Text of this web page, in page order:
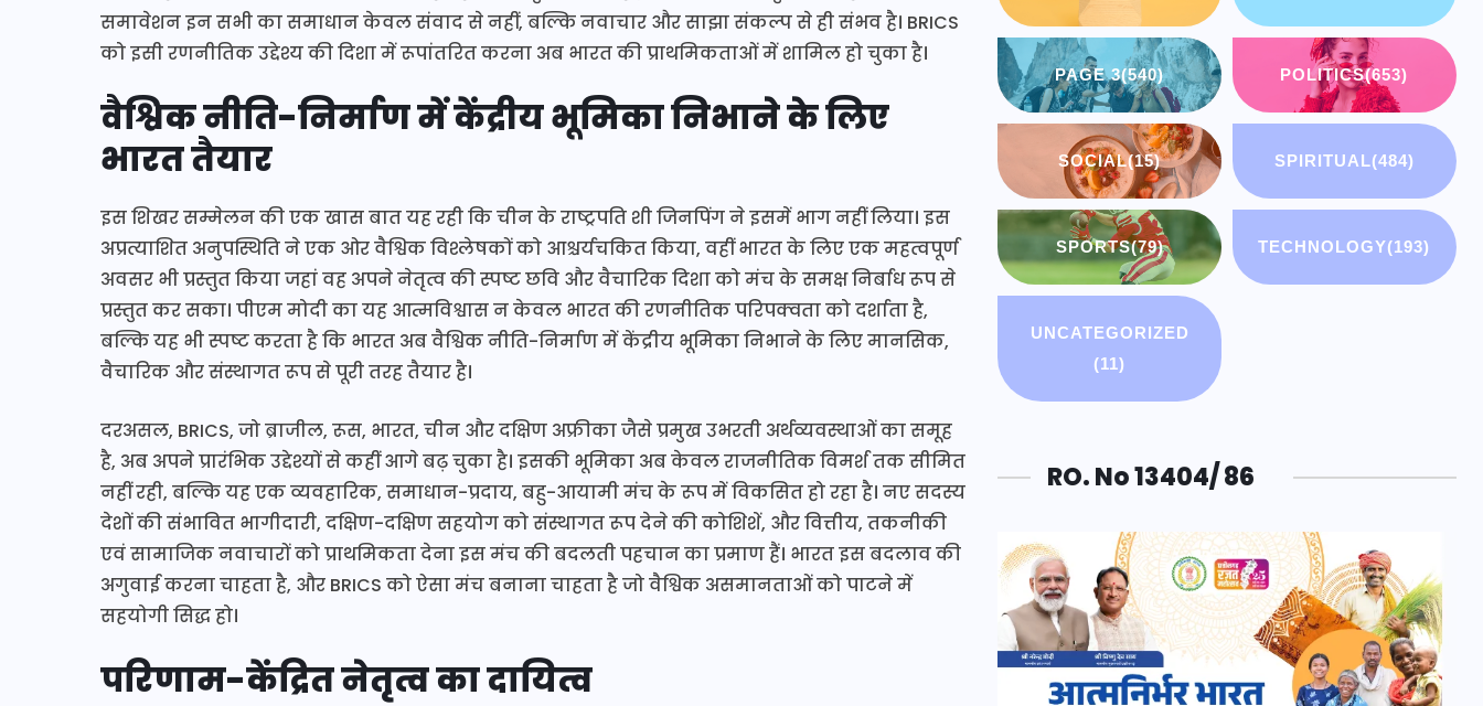
समावेशन इन सभी का समाधान केवल संवाद से नहीं, बल्कि नवाचार और साझा संकल्प से ही संभव है। BRICS
को इसी रणनीतिक उद्देश्य की दिशा में रूपांतरित करना अब भारत की प्राथमिकताओं में शामिल हो चुका है।
वैश्विक नीति-निर्माण में केंद्रीय भूमिका निभाने के लिए
भारत तैयार
इस शिखर सम्मेलन की एक खास बात यह रही कि चीन के राष्ट्रपति शी जिनपिंग ने इसमें भाग नहीं लिया। इस
अप्रत्याशित अनुपस्थिति ने एक ओर वैश्विक विश्लेषकों को आश्चर्यचकित किया, वहीं भारत के लिए एक महत्वपूर्ण
अवसर भी प्रस्तुत किया जहां वह अपने नेतृत्व की स्पष्ट छवि और वैचारिक दिशा को मंच के समक्ष निर्बाध रूप से
प्रस्तुत कर सका। पीएम मोदी का यह आत्मविश्वास न केवल भारत की रणनीतिक परिपक्वता को दर्शाता है,
बल्कि यह भी स्पष्ट करता है कि भारत अब वैश्विक नीति-निर्माण में केंद्रीय भूमिका निभाने के लिए मानसिक,
वैचारिक और संस्थागत रूप से पूरी तरह तैयार है।
दरअसल, BRICS, जो ब्राजील, रूस, भारत, चीन और दक्षिण अफ्रीका जैसे प्रमुख उभरती अर्थव्यवस्थाओं का समूह
है, अब अपने प्रारंभिक उद्देश्यों से कहीं आगे बढ़ चुका है। इसकी भूमिका अब केवल राजनीतिक विमर्श तक सीमित
नहीं रही, बल्कि यह एक व्यवहारिक, समाधान-प्रदाय, बहु-आयामी मंच के रूप में विकसित हो रहा है। नए सदस्य
देशों की संभावित भागीदारी, दक्षिण-दक्षिण सहयोग को संस्थागत रूप देने की कोशिशें, और वित्तीय, तकनीकी
एवं सामाजिक नवाचारों को प्राथमिकता देना इस मंच की बदलती पहचान का प्रमाण हैं। भारत इस बदलाव की
अगुवाई करना चाहता है, और BRICS को ऐसा मंच बनाना चाहता है जो वैश्विक असमानताओं को पाटने में
सहयोगी सिद्ध हो।
परिणाम-केंद्रित नेतृत्व का दायित्व
PAGE 3(540) POLITICS(653)
SOCIAL(15) SPIRITUAL(484)
SPORTS(79) TECHNOLOGY(193)
UNCATEGORIZED
(11)
RO. No 13404/ 86